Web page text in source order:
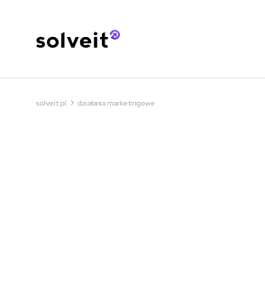
solveit.pl › działania marketingowe